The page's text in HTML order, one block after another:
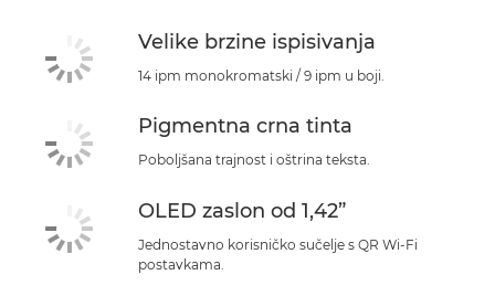
Velike brzine ispisivanja
14 ipm monokromatski / 9 ipm u boji.
Pigmentna crna tinta
Poboljšana trajnost i oštrina teksta.
OLED zaslon od 1,42”
Jednostavno korisničko sučelje s QR Wi-Fi
postavkama.